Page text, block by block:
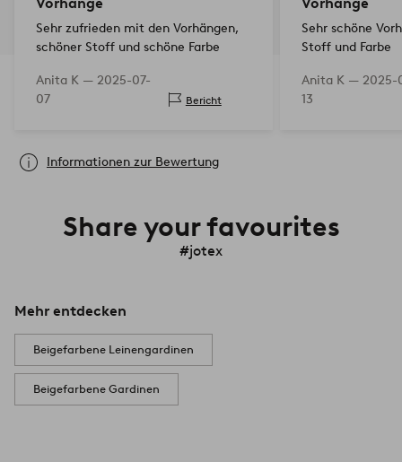
Sehr zufrieden mit den Vorhängen,
schöner Stoff und schöne Farbe
Anita K — 2025-07-
07
Bericht
Sehr schöne
Stoff und Farbe
Anita K — 2025-
13
Informationen zur Bewertung
Share your favourites
#jotex
Mehr entdecken
Beigefarbene Leinengardinen
Beigefarbene Gardinen